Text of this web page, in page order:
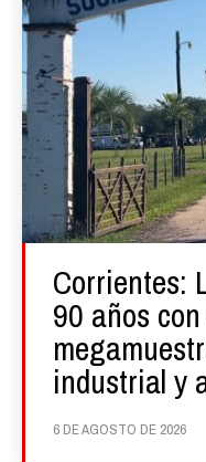
Corrientes:
90 años
industrial y
6 DE AGOSTO DE 2026